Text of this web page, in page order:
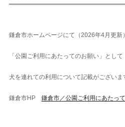
鎌倉市ホームページにて（2026年4月更新）
「公園ご利用にあたってのお願い」として
犬を連れての利用について記載がございま
鎌倉市HP 鎌倉市／公園ご利用にあたっ